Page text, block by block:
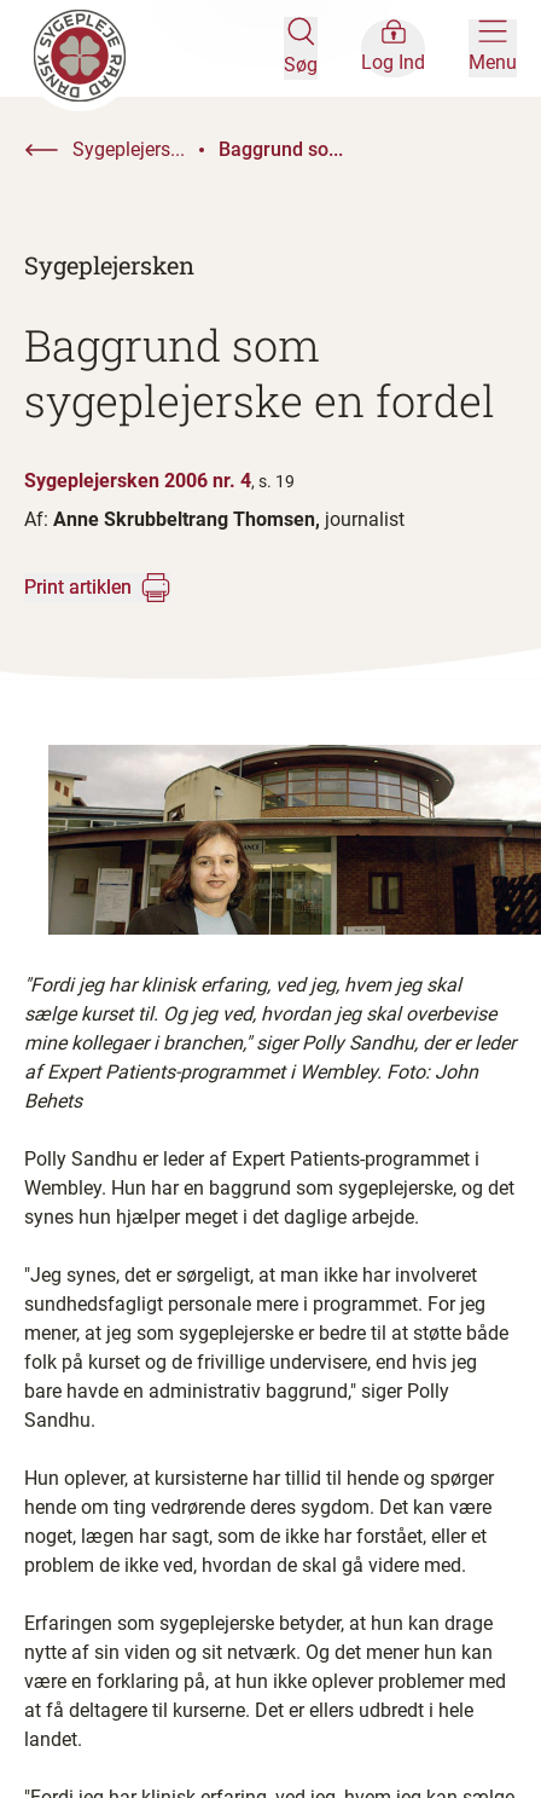
Søg Log Ind Menu
Sygeplejers... Baggrund so...
Sygeplejersken
Baggrund som
sygeplejerske en fordel
Sygeplejersken 2006 nr. 4, s. 19
Af: Anne Skrubbeltrang Thomsen, journalist
Print artiklen
"Fordi jeg har klinisk erfaring, ved jeg, hvem jeg skal
sælge kurset til. Og jeg ved, hvordan jeg skal overbevise
mine kollegaer i branchen," siger Polly Sandhu, der er leder
af Expert Patients-programmet i Wembley. Foto: John
Behets
Polly Sandhu er leder af Expert Patients-programmet i
Wembley. Hun har en baggrund som sygeplejerske, og det
synes hun hjælper meget i det daglige arbejde.
"Jeg synes, det er sørgeligt, at man ikke har involveret
sundhedsfagligt personale mere i programmet. For jeg
mener, at jeg som sygeplejerske er bedre til at støtte både
folk på kurset og de frivillige undervisere, end hvis jeg
bare havde en administrativ baggrund," siger Polly
Sandhu.
Hun oplever, at kursisterne har tillid til hende og spørger
hende om ting vedrørende deres sygdom. Det kan være
noget, lægen har sagt, som de ikke har forstået, eller et
problem de ikke ved, hvordan de skal gå videre med.
Erfaringen som sygeplejerske betyder, at hun kan drage
nytte af sin viden og sit netværk. Og det mener hun kan
være en forklaring på, at hun ikke oplever problemer med
at få deltagere til kurserne. Det er ellers udbredt i hele
landet.